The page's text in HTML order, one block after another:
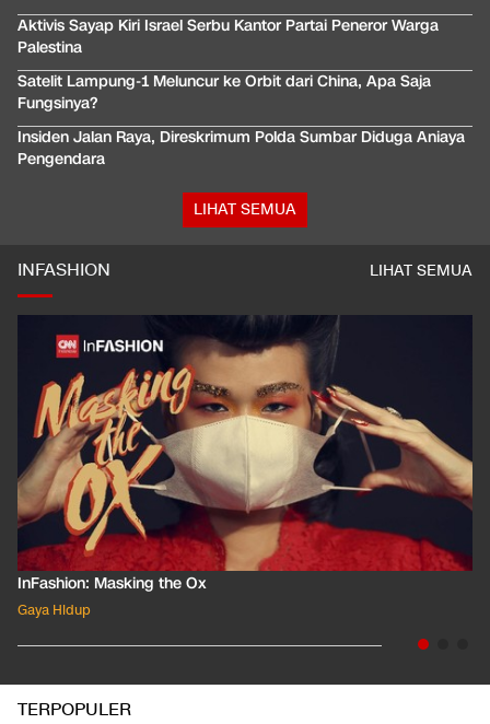
Aktivis Sayap Kiri Israel Serbu Kantor Partai Peneror Warga
Palestina
Satelit Lampung-1 Meluncur ke Orbit dari China, Apa Saja
Fungsinya?
Insiden Jalan Raya, Direskrimum Polda Sumbar Diduga Aniaya
Pengendara
LIHAT SEMUA
INFASHION LIHAT SEMUA
InFashion: Masking the Ox
Gaya Hidup
TERPOPULER